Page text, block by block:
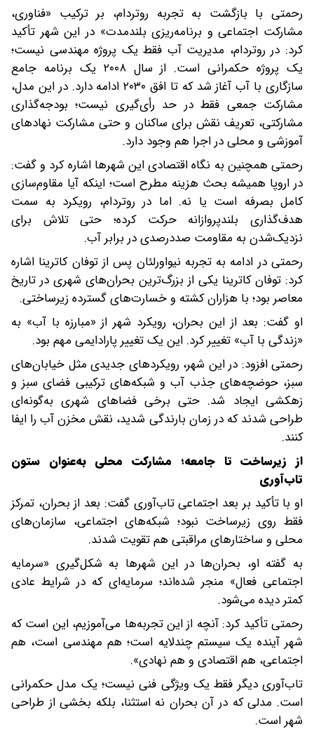
رحمتی با بازگشت به تجربه روتردام، بر ترکیب «فناوری،
مشارکت اجتماعی و برنامه‌ریزی بلندمدت» در این شهر تأکید
کرد: در روتردام، مدیریت آب فقط یک پروژه مهندسی نیست؛
یک پروژه حکمرانی است. از سال ۲۰۰۸ یک برنامه جامع
سازگاری با آب آغاز شد که تا افق ۲۰۳۰ ادامه دارد. در این مدل،
مشارکت جمعی فقط در حد رأی‌گیری نیست؛ بودجه‌گذاری
مشارکتی، تعریف نقش برای ساکنان و حتی مشارکت نهادهای
آموزشی و محلی در اجرا هم وجود دارد.
رحمتی همچنین به نگاه اقتصادی این شهرها اشاره کرد و گفت:
در اروپا همیشه بحث هزینه مطرح است؛ اینکه آیا مقاوم‌سازی
کامل بصرفه است یا نه. اما در روتردام، رویکرد به سمت
هدف‌گذاری بلندپروازانه حرکت کرده؛ حتی تلاش برای
نزدیک‌شدن به مقاومت صددرصدی در برابر آب.
رحمتی در ادامه به تجربه نیواورلئان پس از توفان کاترینا اشاره
کرد: توفان کاترینا یکی از بزرگ‌ترین بحران‌های شهری در تاریخ
معاصر بود؛ با هزاران کشته و خسارت‌های گسترده زیرساختی.
او گفت: بعد از این بحران، رویکرد شهر از «مبارزه با آب» به
«زندگی با آب» تغییر کرد. این یک تغییر پارادایمی مهم بود.
رحمتی افزود: در این شهر، رویکردهای جدیدی مثل خیابان‌های
سبز، حوضچه‌های جذب آب و شبکه‌های ترکیبی فضای سبز و
زهکشی ایجاد شد. حتی برخی فضاهای شهری به‌گونه‌ای
طراحی شدند که در زمان بارندگی شدید، نقش مخزن آب را ایفا
کنند.
‌از زیرساخت تا جامعه؛ مشارکت محلی به‌عنوان ستون
تاب‌آوری
او با تأکید بر بعد اجتماعی تاب‌آوری گفت: بعد از بحران، تمرکز
فقط روی زیرساخت نبود؛ شبکه‌های اجتماعی، سازمان‌های
محلی و ساختارهای مراقبتی هم تقویت شدند.
به گفته او، بحران‌ها در این شهرها به شکل‌گیری «سرمایه
اجتماعی فعال» منجر شده‌اند؛ سرمایه‌ای که در شرایط عادی
کمتر دیده می‌شود.
رحمتی تأکید کرد: آنچه از این تجربه‌ها می‌آموزیم، این است که
شهر آینده یک سیستم چندلایه است؛ هم مهندسی است، هم
اجتماعی، هم اقتصادی و هم نهادی».
تاب‌آوری دیگر فقط یک ویژگی فنی نیست؛ یک مدل حکمرانی
است. مدلی که در آن بحران نه استثنا، بلکه بخشی از طراحی
شهر است.